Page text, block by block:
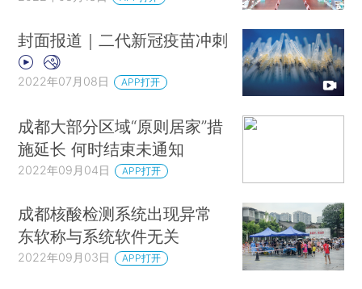
封面报道｜二代新冠疫苗冲刺
2022年07月08日 APP打开
成都大部分区域“原则居家”措
施延长 何时结束未通知
2022年09月04日 APP打开
成都核酸检测系统出现异常
东软称与系统软件无关
2022年09月03日 APP打开